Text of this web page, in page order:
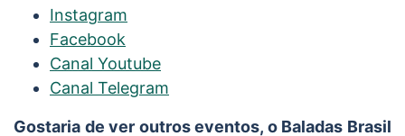
Instagram
Facebook
Canal Youtube
Canal Telegram
Gostaria de ver outros eventos, o Baladas Brasil